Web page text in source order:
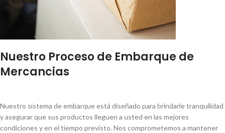
Nuestro Proceso de Embarque de
Mercancias
Nuestro sistema de embarque está diseñado para brindarle tranquilidad
y asegurar que sus productos lleguen a usted en las mejores
condiciones y en el tiempo previsto. Nos comprometemos a mantener